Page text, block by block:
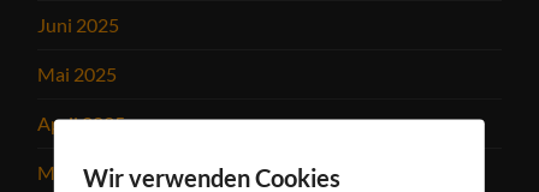
Juni 2025
Mai 2025
April 2025
März 2025Wir verwenden Cookies